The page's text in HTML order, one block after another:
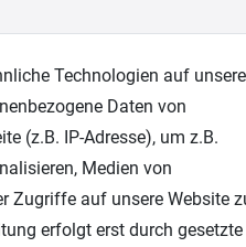
Datenschutz Impressum
Technologien auf
Daten von
(z.B. IP-Adresse), um z.B.
Medien von
Zugriffe auf unsere Website
erfolgt erst durch gesetzte